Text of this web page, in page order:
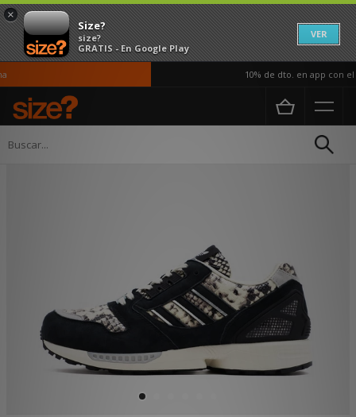
×
Size?
size?
GRATIS - En Google Play
VER
10% de dto. en app con el
Página principal